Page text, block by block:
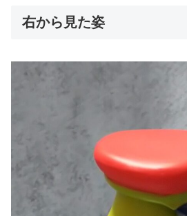
右から見た姿